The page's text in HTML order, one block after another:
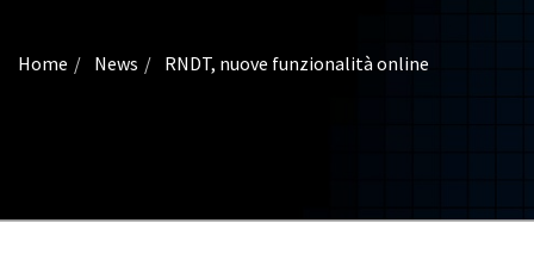
Advanced search
News
Home News RNDT, nuove funzionalità online